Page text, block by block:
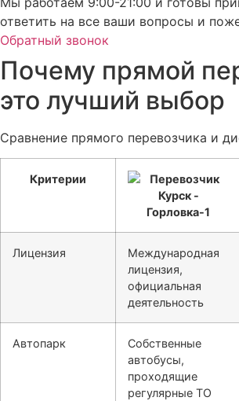
ответить на все ваши вопросы и
Обратный звонок
Почему прямой
это лучший выбор
Сравнение прямого перевозчика и
Критерии
Лицензия
Международная
лицензия,
официальная
деятельность
Автопарк
Собственные
автобусы,
проходящие
регулярные ТО